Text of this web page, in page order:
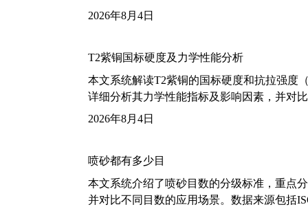
2026年8月4日
T2紫铜国标硬度及力学性能分析
本文系统解读T2紫铜的国标硬度和抗拉强度
详细分析其力学性能指标及影响因素，并对
2026年8月4日
喷砂都有多少目
本文系统介绍了喷砂目数的分级标准，重点
并对比不同目数的应用场景。数据来源包括